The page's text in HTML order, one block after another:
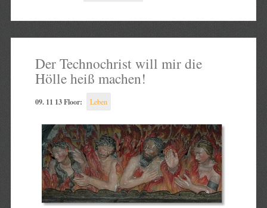
Der Technochrist will mir die
Hölle heiß machen!
09. 11 13 Floor: Leben